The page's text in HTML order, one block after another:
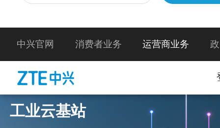
中兴官网 消费者业务 运营商业务
工业云基站